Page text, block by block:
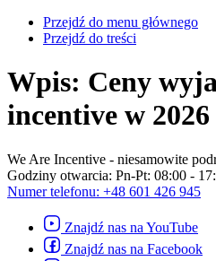
Przejdź do menu głównego
Przejdź do treści
Wpis: Ceny
incentive w
We Are Incentive - niesamowite
Godziny otwarcia: Pn-Pt: 08:00 -
Numer telefonu: +48 601 426 945
Znajdź nas na YouTube
Znajdź nas na Facebook